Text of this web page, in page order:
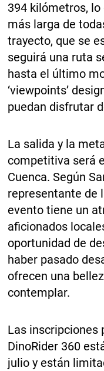
394 kilómetros,
más larga de
trayecto, que se
seguirá una ruta
hasta el último
‘viewpoints’
puedan disfrutar
La salida y la
competitiva será
Cuenca. Según
representante de
evento tiene un
aficionados
oportunidad de
haber pasado
ofrecen una
contemplar.
Las inscripciones
DinoRider 360
julio y están